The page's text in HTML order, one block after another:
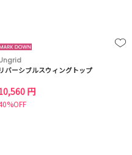
リバーシブルスウィングトップ
円